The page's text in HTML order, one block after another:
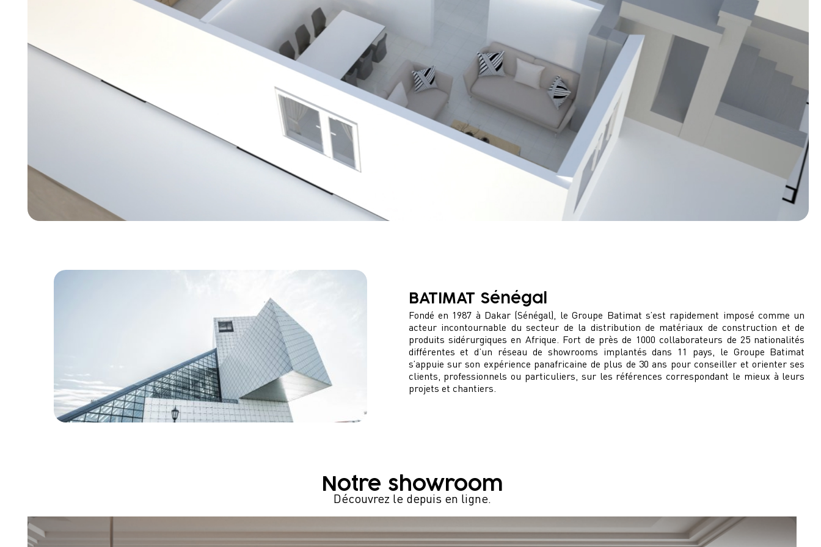
BATIMAT Sénégal
Fondé en 1987 à Dakar (Sénégal), le Groupe Batimat s’est rapidement imposé comme un
acteur incontournable du secteur de la distribution de matériaux de construction et de
produits sidérurgiques en Afrique. Fort de près de 1000 collaborateurs de 25 nationalités
différentes et d’un réseau de showrooms implantés dans 11 pays, le Groupe Batimat
s’appuie sur son expérience panafricaine de plus de 30 ans pour conseiller et orienter ses
clients, professionnels ou particuliers, sur les références correspondant le mieux à leurs
projets et chantiers.
Notre showroom
Découvrez le depuis en ligne.